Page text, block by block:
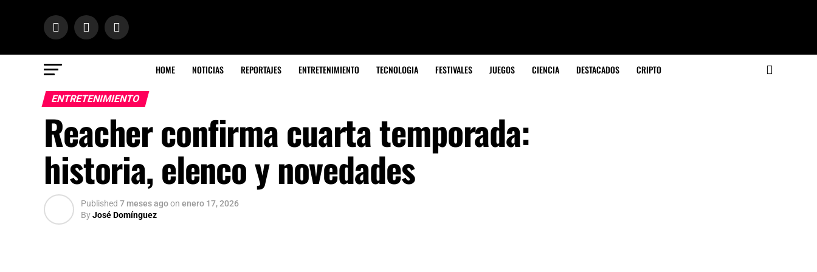
HOME NOTICIAS REPORTAJES ENTRETENIMIENTO TECNOLOGIA FESTIVALES JUEGOS CIENCIA DESTACADOS CRIPTO
ENTRETENIMIENTO
Reacher confirma cuarta temporada:
historia, elenco y novedades
Published 7 meses agoon enero 17, 2026
ByJosé Domínguez